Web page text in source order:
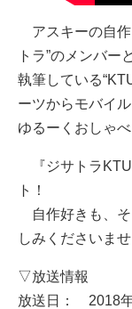
アスキーの自作
トラ”のメンバ
執筆している
ーツからモバイ
ゆるーくおしゃ
『ジサトラKTU
ト！
自作好きも、そ
しみくださいませ
▽放送情報
放送日： 2018年